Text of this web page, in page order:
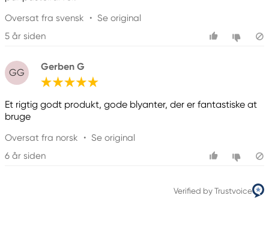
Oversat fra svensk • Se original
5 år siden
GG
Gerben G
Et rigtig godt produkt, gode blyanter, der er fantastiske at
bruge
Oversat fra norsk • Se original
6 år siden
Verified by Trustvoice